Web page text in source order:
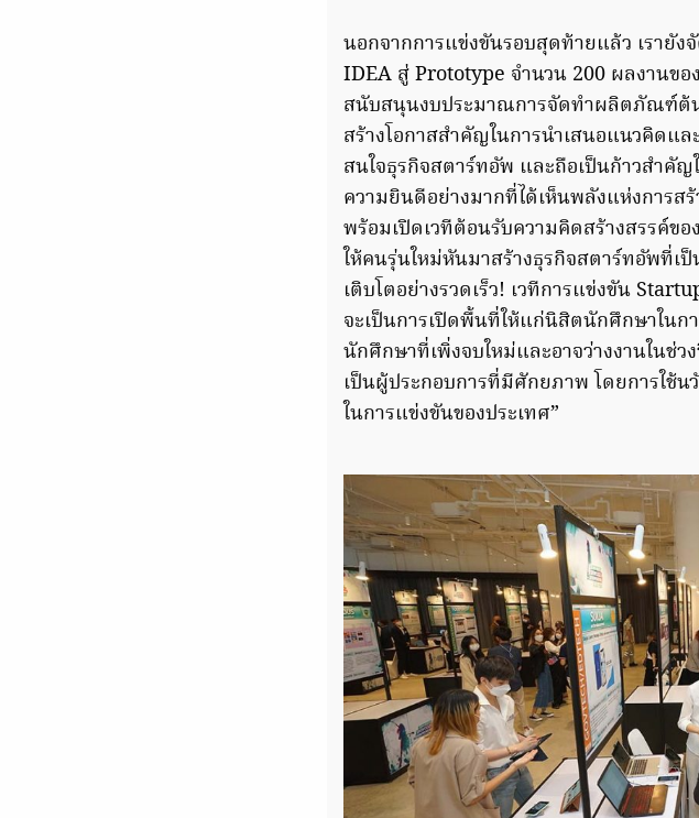
นอกจากการแข่งขันรอบสุดท้ายแล้ว เรา
IDEA สู่ Prototype จำนวน 200 ผลงานข
สนับสนุนงบประมาณการจัดทำผลิตภัณฑ์ต้
สร้างโอกาสสำคัญในการนำเสนอแนวคิด
สนใจธุรกิจสตาร์ทอัพ และถือเป็นก้าวสำคั
ความยินดีอย่างมากที่ได้เห็นพลังแห่งการส
พร้อมเปิดเวทีต้อนรับความคิดสร้างสรรค์ข
ให้คนรุ่นใหม่หันมาสร้างธุรกิจสตาร์ทอัพที่เ
เติบโตอย่างรวดเร็ว! เวทีการแข่งขัน
จะเป็นการเปิดพื้นที่ให้แก่นิสิตนักศึกษาใน
นักศึกษาที่เพิ่งจบใหม่และอาจว่างงานในช่ว
เป็นผู้ประกอบการที่มีศักยภาพ โดยการใช้
ในการแข่งขันของประเทศ”